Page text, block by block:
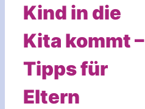
Kind in die
Kita kommt –
Tipps für
Eltern